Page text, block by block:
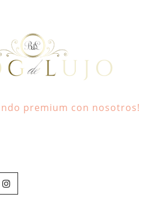
premium con nosotros!